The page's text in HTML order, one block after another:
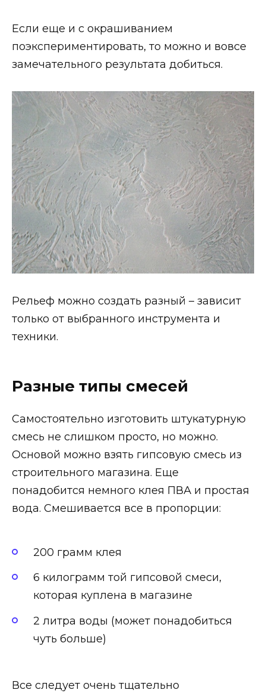
Если еще и с окрашиванием
поэкспериментировать, то можно и вовсе
замечательного результата добиться.
Рельеф можно создать разный – зависит
только от выбранного инструмента и
техники.
Разные типы смесей
Самостоятельно изготовить штукатурную
смесь не слишком просто, но можно.
Основой можно взять гипсовую смесь из
строительного магазина. Еще
понадобится немного клея ПВА и простая
вода. Смешивается все в пропорции:
200 грамм клея
6 килограмм той гипсовой смеси,
которая куплена в магазине
2 литра воды (может понадобиться
чуть больше)
Все следует очень тщательно